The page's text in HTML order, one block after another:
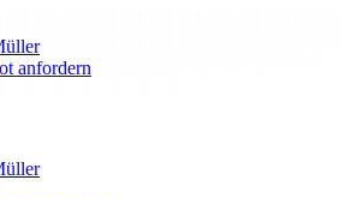
anfordern